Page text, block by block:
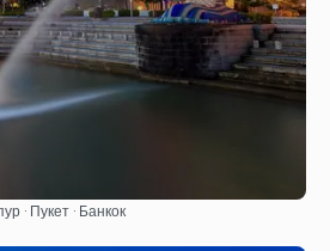
Вижте
· Пукет · Банкок